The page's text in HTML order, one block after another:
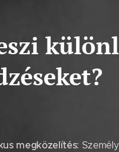
megközelítés: